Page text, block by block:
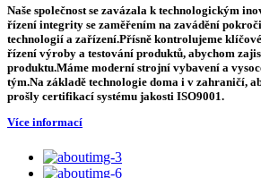
Naše společnost se zavázala k technologickým
řízení integrity se zaměřením na zavádění
technologií a zařízení.Přísně kontrolujeme
řízení výroby a testování produktů, abychom
produktu.Máme moderní strojní vybavení a
tým.Na základě technologie doma i v zahraničí,
prošly certifikací systému jakosti ISO9001.
Více informací